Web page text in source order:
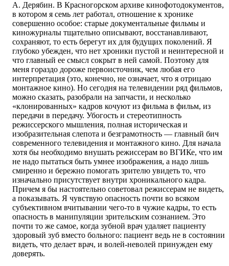
А. Дерябин. В Красногорском архиве кинофотодокументов,
в котором я семь лет работал, отношение к хронике
совершенно особое: старые документальные фильмы и
киножурналы тщательно описывают, восстанавливают,
сохраняют, то есть берегут их для будущих поколений. Я
глубоко убежден, что нет хроники пустой и неинтересной и
что главный ее смысл сокрыт в ней самой. Поэтому для
меня гораздо дороже первоисточник, чем любая его
интерпретация (это, конечно, не означает, что я отрицаю
монтажное кино). Но сегодня на телевидении ряд фильмов,
можно сказать, разобрали на запчасти, и несколько
«клонированных» кадров кочуют из фильма в фильм, из
передачи в передачу. Убогость и стереотипность
режиссерского мышления, полная историческая и
изобразительная слепота и безграмотность — главный бич
современного телевидения и монтажного кино. Для начала
хотя бы необходимо внушать режиссерам во ВГИКе, что им
не надо пытаться быть умнее изображения, а надо лишь
смиренно и бережно помогать зрителю увидеть то, что
изначально присутствует внутри хроникального кадра.
Причем я бы настоятельно советовал режиссерам не видеть,
а показывать. Я чувствую опасность почти во всяком
субъективном вчитывании чего-то в чужие кадры, то есть
опасность в манипуляции зрительским сознанием. Это
почти то же самое, когда зубной врач удаляет пациенту
здоровый зуб вместо больного: пациент ведь не в состоянии
видеть, что делает врач, и волей-неволей принужден ему
доверять.